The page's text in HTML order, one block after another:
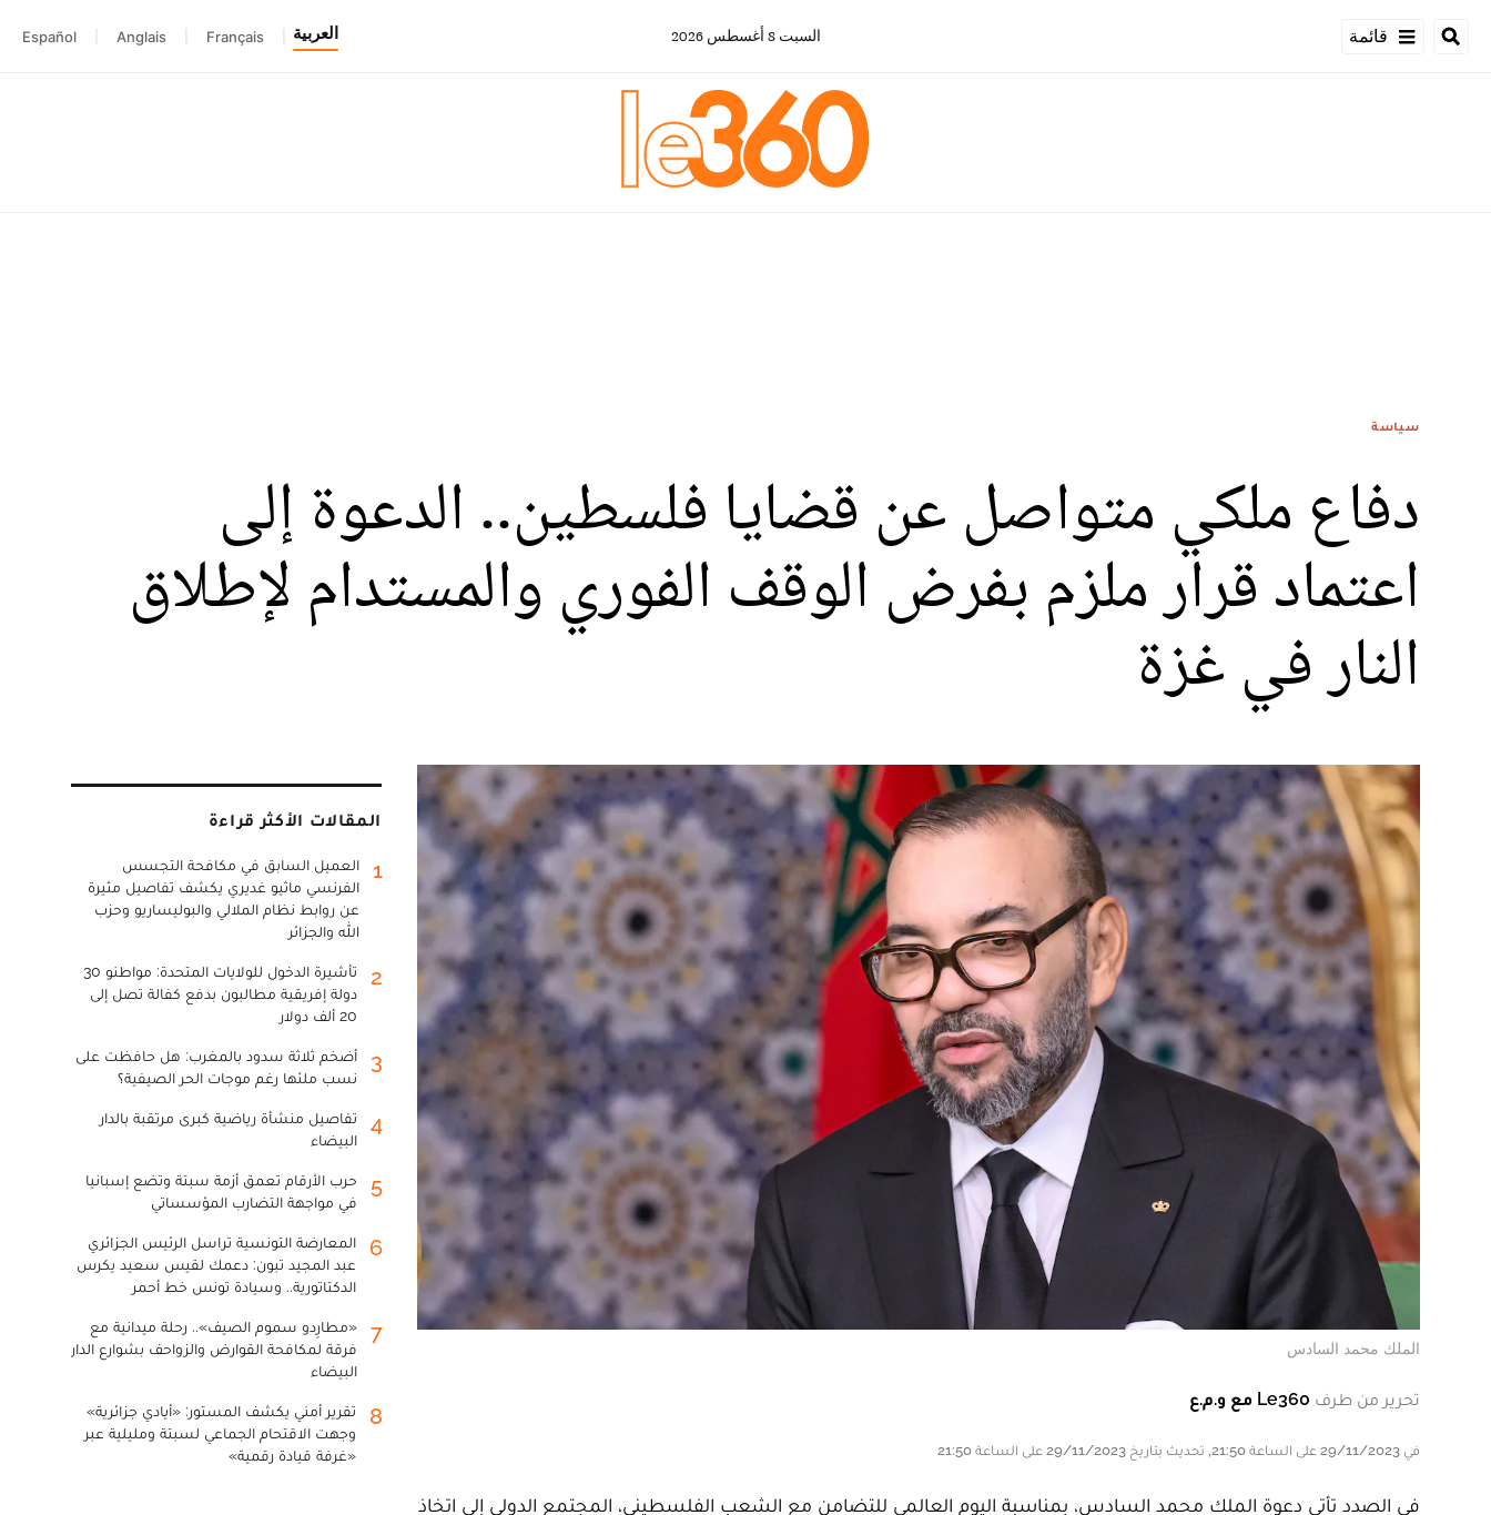
قائمة السبت 8 أغسطس 2026 العربية Français
Anglais
Español
سياسة
دفاع ملكي متواصل عن قضايا فلسطين.. الدعوة إلى
اعتماد قرار ملزم بفرض الوقف الفوري والمستدام لإطلاق
النار في غزة
الملك محمد السادس
تحرير من طرف Le360 مع و.م.ع
في 29/11/2023 على الساعة 21:50, تحديث بتاريخ 29/11/2023 على الساعة 21:50
في الصدد تأتي دعوة الملك محمد السادس، بمناسبة اليوم العالمي للتضامن مع الشعب الفلسطيني، المجتمع الدولي إلى اتخاذ
المقالات الأكثر قراءة
1
العميل السابق في مكافحة التجسس
الفرنسي ماثيو غديري يكشف تفاصيل مثيرة
عن روابط نظام الملالي والبوليساريو وحزب
الله والجزائر
2
تأشيرة الدخول للولايات المتحدة: مواطنو 30
دولة إفريقية مطالبون بدفع كفالة تصل إلى
20 ألف دولار
3
أضخم ثلاثة سدود بالمغرب: هل حافظت على
نسب ملئها رغم موجات الحر الصيفية؟
4
تفاصيل منشأة رياضية كبرى مرتقبة بالدار
البيضاء
5
حرب الأرقام تعمق أزمة سبتة وتضع إسبانيا
في مواجهة التضارب المؤسساتي
6
المعارضة التونسية تراسل الرئيس الجزائري
عبد المجيد تبون: دعمك لقيس سعيد يكرس
الدكتاتورية.. وسيادة تونس خط أحمر
7
«مطارِدو سموم الصيف».. رحلة ميدانية مع
فرقة لمكافحة القوارض والزواحف بشوارع الدار
البيضاء
8
تقرير أمني يكشف المستور: «أيادي جزائرية»
وجهت الاقتحام الجماعي لسبتة ومليلية عبر
«غرفة قيادة رقمية»